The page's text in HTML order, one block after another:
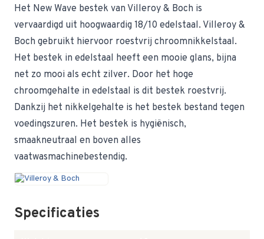
Het New Wave bestek van Villeroy & Boch is
vervaardigd uit hoogwaardig 18/10 edelstaal. Villeroy &
Boch gebruikt hiervoor roestvrij chroomnikkelstaal.
Het bestek in edelstaal heeft een mooie glans, bijna
net zo mooi als echt zilver. Door het hoge
chroomgehalte in edelstaal is dit bestek roestvrij.
Dankzij het nikkelgehalte is het bestek bestand tegen
voedingszuren. Het bestek is hygiënisch,
smaakneutraal en boven alles
vaatwasmachinebestendig.
Specificaties